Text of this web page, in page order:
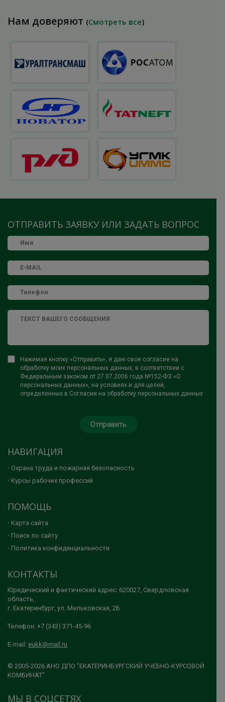
Нам доверяют (Смотреть все)
ОТПРАВИТЬ ЗАЯВКУ ИЛИ ЗАДАТЬ ВОПРОС
Нажимая кнопку «Отправить», я даю свое согласие на
обработку моих персональных данных, в соответствии с
Федеральным законом от 27.07.2006 года №152-ФЗ «О
персональных данных», на условиях и для целей,
определенных в Согласии на обработку персональных данных
НАВИГАЦИЯ
Охрана труда и пожарная безопасность
Курсы рабочих профессий
ПОМОЩЬ
Карта сайта
Поиск по сайту
Политика конфиденциальности
КОНТАКТЫ
Юридический и фактический адрес: 620027, Свердловская
область,
г. Екатеринбург, ул. Мельковская, 2Б
Телефон: +7 (343) 371-45-96
E-mail: eukk@mail.ru
© 2005-2026 АНО ДПО "ЕКАТЕРИНБУРГСКИЙ УЧЕБНО-КУРСОВОЙ
КОМБИНАТ"
МЫ В СОЦСЕТЯХ